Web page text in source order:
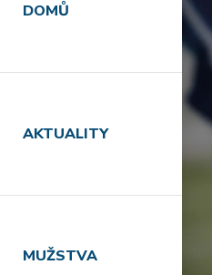
DOMŮ
AKTUALITY
MUŽSTVA